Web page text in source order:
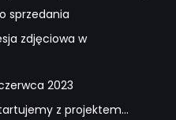
sprzedania
zdjęciowa w
2023
z projektem...